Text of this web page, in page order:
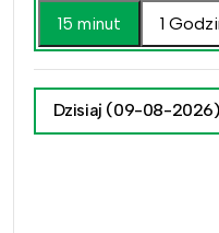
15 minut
1
Dzisiaj (09-08-2026)